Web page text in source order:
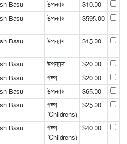
Basu উপন্যাস
$10.00
Basu উপন্যাস $595.00
Basu উপন্যাস $15.00
Basu উপন্যাস
$20.00
Basu গল্প
$20.00
Basu উপন্যাস
$65.00
Basu
গল্প
(Childrens)
$25.00
Basu
গল্প
(Childrens)
$40.00